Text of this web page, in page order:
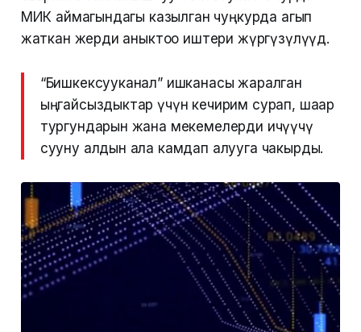
МИК аймагындагы казылган чуңкурда агып
жаткан жерди аныктоо иштери жүргүзүлүүдө.
“Бишкексууканал” ишканасы жаралган
ыңгайсыздыктар үчүн кечирим сурап, шаар
тургундарын жана мекемелерди ичүүчү
сууну алдын ала камдап алууга чакырды.